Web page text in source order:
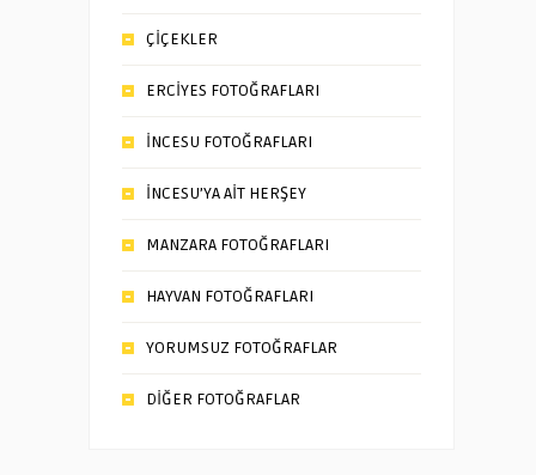
ÇİÇEKLER
ERCİYES FOTOĞRAFLARI
İNCESU FOTOĞRAFLARI
İNCESU’YA AİT HERŞEY
MANZARA FOTOĞRAFLARI
HAYVAN FOTOĞRAFLARI
YORUMSUZ FOTOĞRAFLAR
DİĞER FOTOĞRAFLAR